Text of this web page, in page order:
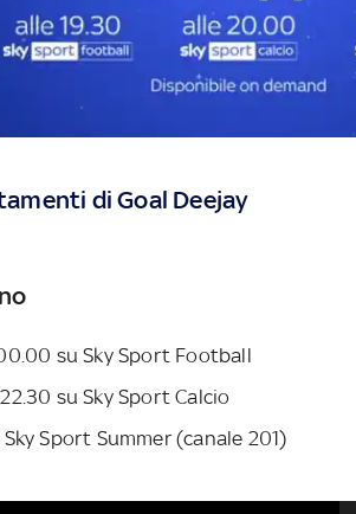
di Goal Deejay
su Sky Sport Football
su Sky Sport Calcio
Sky Sport Summer (canale 201)